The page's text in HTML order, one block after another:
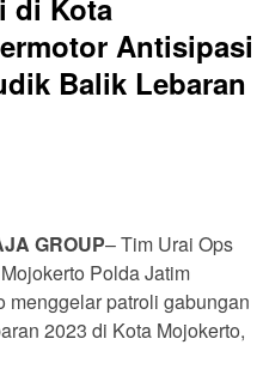
di Kota
Antisipasi
Balik Lebaran
GROUP– Tim Urai Ops
Polda Jatim
menggelar patroli gabungan
2023 di Kota Mojokerto,